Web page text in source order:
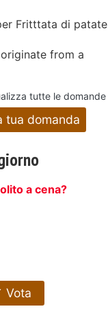
Fritttata di patate
from a
tutte le domande
tua domanda
a cena?
Vota